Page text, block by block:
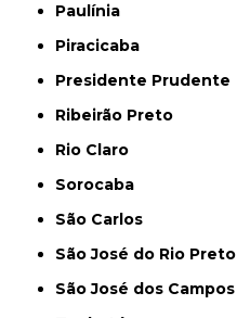
Paulínia
Piracicaba
Presidente Prudente
Ribeirão Preto
Rio Claro
Sorocaba
São Carlos
São José do Rio Preto
São José dos Campos